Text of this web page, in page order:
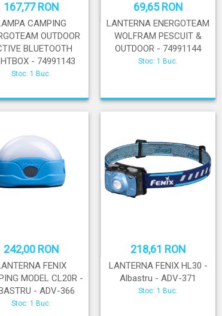
167,77 RON
CAMPING
OUTDOOR
BLUETOOTH
- 74991143
Stoc: 1 Buc.
69,65 RON
LANTERNA ENERGOTEAM
WOLFRAM PESCUIT &
OUTDOOR - 74991144
Stoc: 1 Buc.
242,00 RON
FENIX
MODEL CL20R -
- ADV-366
Stoc: 1 Buc.
218,61 RON
LANTERNA FENIX HL30 -
Albastru - ADV-371
Stoc: 1 Buc.